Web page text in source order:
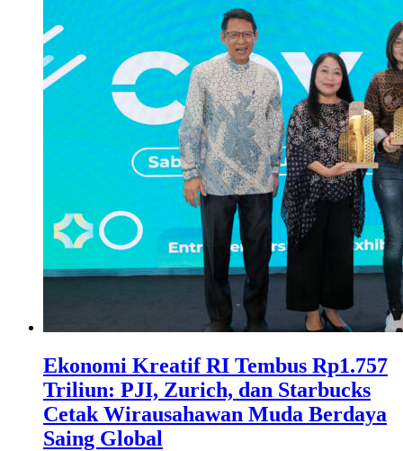
Ekonomi Kreatif RI Tembus Rp1.757
Triliun: PJI, Zurich, dan Starbucks
Cetak Wirausahawan Muda Berdaya
Saing Global